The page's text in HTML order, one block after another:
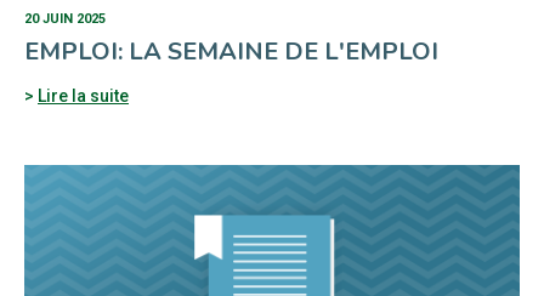
20 JUIN 2025
EMPLOI: LA SEMAINE DE L'EMPLOI
Lire la suite